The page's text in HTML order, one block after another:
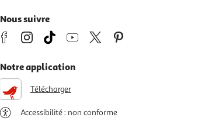
Nous suivre
Notre application
Télécharger
Accessibilité : non conforme